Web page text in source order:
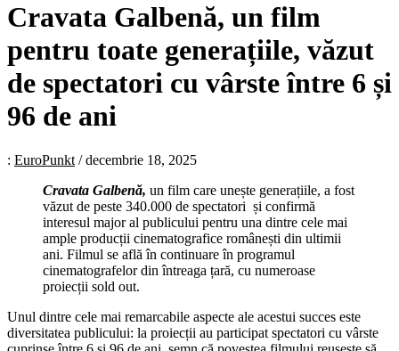
Cravata Galbenă, un film
pentru toate generațiile, văzut
de spectatori cu vârste între 6 și
96 de ani
: EuroPunkt /decembrie 18, 2025
Cravata Galbenă, un film care unește generațiile, a fost
văzut de peste 340.000 de spectatori și confirmă
interesul major al publicului pentru una dintre cele mai
ample producții cinematografice românești din ultimii
ani. Filmul se află în continuare în programul
cinematografelor din întreaga țară, cu numeroase
proiecții sold out.
Unul dintre cele mai remarcabile aspecte ale acestui succes este
diversitatea publicului: la proiecții au participat spectatori cu vârste